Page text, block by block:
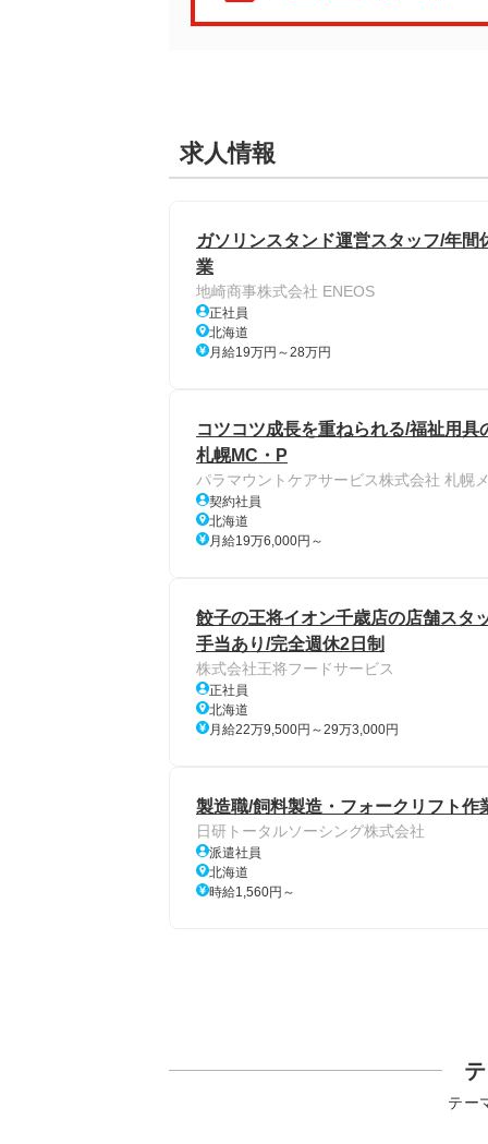
求人情報
ガソリンスタンド運営スタッフ/年
業
地崎商事株式会社 ENEOS
正社員
北海道
月給19万円～28万円
コツコツ成長を重ねられる/福祉用
札幌MC・P
パラマウントケアサービス株式会社 札幌
契約社員
北海道
月給19万6,000円～
餃子の王将イオン千歳店の店舗スタ
手当あり/完全週休2日制
株式会社王将フードサービス
正社員
北海道
月給22万9,500円～29万3,000円
製造職/飼料製造・フォークリフト作
日研トータルソーシング株式会社
派遣社員
北海道
時給1,560円～
テー